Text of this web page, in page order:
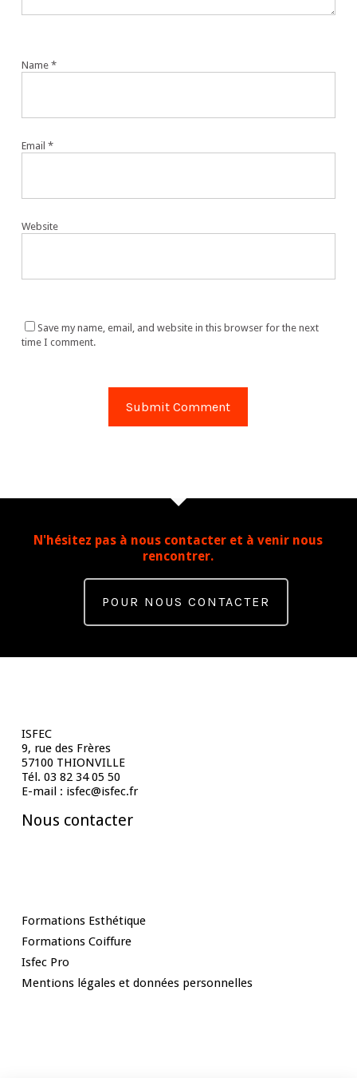
Name *
Email *
Website
Save my name, email, and website in this browser for the next
time I comment.
N'hésitez pas à nous contacter et à venir nous
rencontrer.
POUR NOUS CONTACTER
ISFEC
9, rue des Frères
57100 THIONVILLE
Tél. 03 82 34 05 50
E-mail : isfec@isfec.fr
Nous contacter
Formations Esthétique
Formations Coiffure
Isfec Pro
Mentions légales et données personnelles